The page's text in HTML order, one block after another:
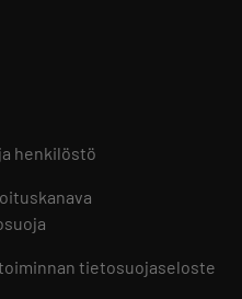
henkilöstö
tietosuojaseloste